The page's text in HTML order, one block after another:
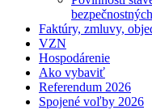
Faktúry, zmluvy,
VZN
Hospodárenie
Ako vybaviť
Referendum 2026
Spojené voľby 2026